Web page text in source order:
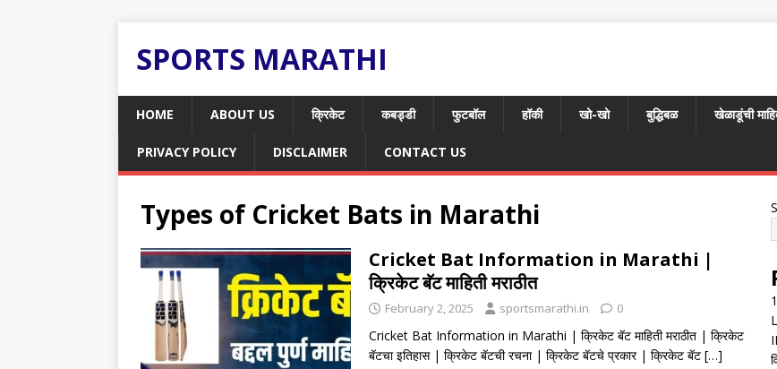
SPORTS MARATHI
HOME ABOUT US क्रिकेट कबड्डी फुटबॉल हॉकी खो-खो बुद्धिबळ खेळाडूंची
PRIVACY POLICY DISCLAIMER CONTACT US
Types of Cricket Bats in Marathi
Cricket Bat Information in Marathi |
क्रिकेट बॅट माहिती मराठीत
February 2, 2025 sportsmarathi.in 0
Cricket Bat Information in Marathi | क्रिकेट बॅट माहिती मराठीत | क्रिकेट
बॅटचा इतिहास | क्रिकेट बॅटची रचना | क्रिकेट बॅटचे प्रकार | क्रिकेट बॅट […]